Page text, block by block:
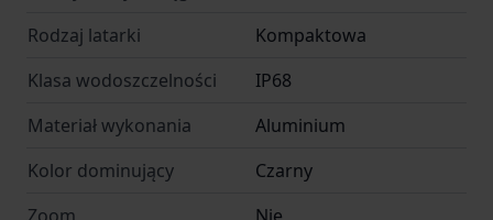
Rodzaj latarki
Kompaktowa
Klasa wodoszczelności
IP68
Materiał wykonania
Aluminium
Kolor dominujący
Czarny